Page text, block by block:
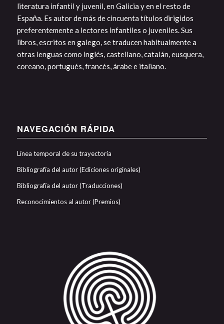
literatura infantil y juvenil, en Galicia y en el resto de
España. Es autor de más de cincuenta títulos dirigidos
preferentemente a lectores infantiles o juveniles. Sus
libros, escritos en galego, se traducen habitualmente a
otras lenguas como inglés, castellano, catalán, eusquera,
coreano, portugués, francés, árabe e italiano.
NAVEGACIÓN RÁPIDA
Línea temporal de su trayectoria
Bibliografía del autor (Ediciones originales)
Bibliografía del autor (Traducciones)
Reconocimientos al autor (Premios)